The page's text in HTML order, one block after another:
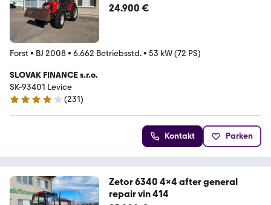
24.900 €
Forst • BJ 2008• 6.662 Betriebsstd.• 53 kW (72 PS)
SLOVAK FINANCE s.r.o.
SK-93401 Levice
4.2 Sterne
(231)
Kontakt Parken
Zetor 6340 4x4 after general
repair vin 414